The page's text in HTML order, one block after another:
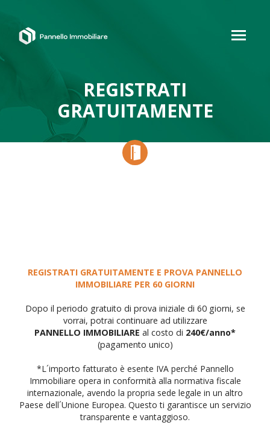
REGISTRATI
GRATUITAMENTE
REGISTRATI GRATUITAMENTE E PROVA PANNELLO
IMMOBILIARE PER 60 GIORNI
Dopo il periodo gratuito di prova iniziale di 60 giorni, se
vorrai, potrai continuare ad utilizzare
PANNELLO IMMOBILIARE al costo di 240€/anno*
(pagamento unico)
*L´importo fatturato è esente IVA perché Pannello
Immobiliare opera in conformità alla normativa fiscale
internazionale, avendo la propria sede legale in un altro
Paese dell´Unione Europea. Questo ti garantisce un servizio
transparente e vantaggioso.